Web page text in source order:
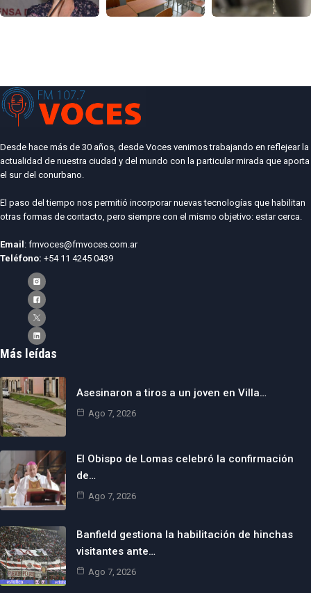
Desde hace más de 30 años, desde Voces venimos trabajando en reflejear la
actualidad de nuestra ciudad y del mundo con la particular mirada que aporta
el sur del conurbano.
El paso del tiempo nos permitió incorporar nuevas tecnologías que habilitan
otras formas de contacto, pero siempre con el mismo objetivo: estar cerca.
Email : fmvoces@fmvoces.com.ar
Teléfono: +54 11 4245 0439
Más leídas
Asesinaron a tiros a un joven en Villa…
Ago 7, 2026
El Obispo de Lomas celebró la confirmación
de…
Ago 7, 2026
Banfield gestiona la habilitación de hinchas
visitantes ante…
Ago 7, 2026